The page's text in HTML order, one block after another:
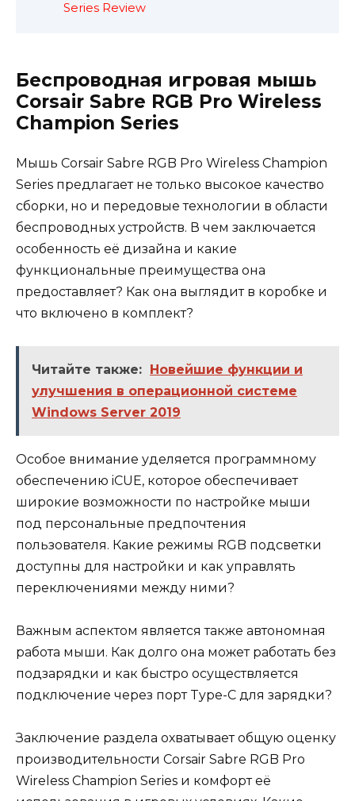
Series Review
Беспроводная игровая мышь
Corsair Sabre RGB Pro Wireless
Champion Series
Мышь Corsair Sabre RGB Pro Wireless Champion
Series предлагает не только высокое качество
сборки, но и передовые технологии в области
беспроводных устройств. В чем заключается
особенность её дизайна и какие
функциональные преимущества она
предоставляет? Как она выглядит в коробке и
что включено в комплект?
Читайте также: Новейшие функции и
улучшения в операционной системе
Windows Server 2019
Особое внимание уделяется программному
обеспечению iCUE, которое обеспечивает
широкие возможности по настройке мыши
под персональные предпочтения
пользователя. Какие режимы RGB подсветки
доступны для настройки и как управлять
переключениями между ними?
Важным аспектом является также автономная
работа мыши. Как долго она может работать без
подзарядки и как быстро осуществляется
подключение через порт Type-C для зарядки?
Заключение раздела охватывает общую оценку
производительности Corsair Sabre RGB Pro
Wireless Champion Series и комфорт её